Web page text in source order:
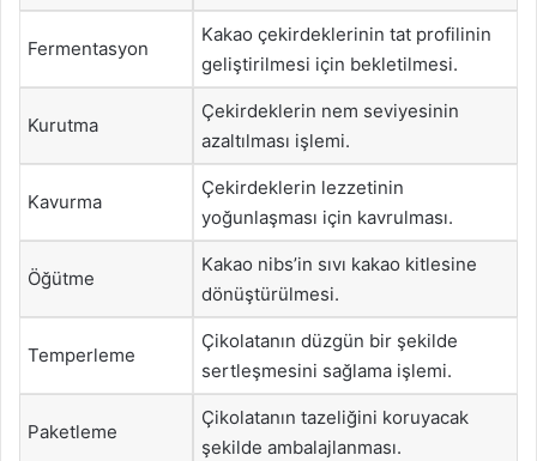
Fermentasyon
Kakao çekirdeklerinin tat profilinin
geliştirilmesi için bekletilmesi.
Kurutma
Çekirdeklerin nem seviyesinin
azaltılması işlemi.
Kavurma
Çekirdeklerin lezzetinin
yoğunlaşması için kavrulması.
Öğütme
Kakao nibs’in sıvı kakao kitlesine
dönüştürülmesi.
Temperleme
Çikolatanın düzgün bir şekilde
sertleşmesini sağlama işlemi.
Paketleme
Çikolatanın tazeliğini koruyacak
şekilde ambalajlanması.